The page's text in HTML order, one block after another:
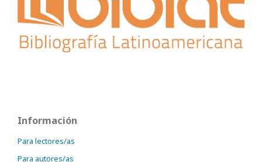
Información
Para lectores/as
Para autores/as